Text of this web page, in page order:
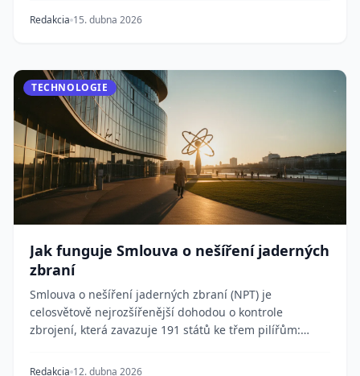
Redakcia 15. dubna 2026
TECHNOLOGIE
Jak funguje Smlouva o nešíření jaderných
zbraní
Smlouva o nešíření jaderných zbraní (NPT) je
celosvětově nejrozšířenější dohodou o kontrole
zbrojení, která zavazuje 191 států ke třem pilířům:
Redakcia 12. dubna 2026